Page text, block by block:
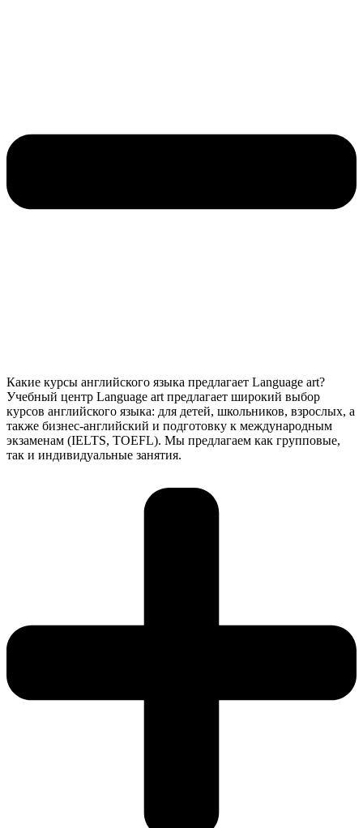
Какие курсы английского языка предлагает Language art?
Учебный центр Language art предлагает широкий выбор
курсов английского языка: для детей, школьников, взрослых, а
также бизнес-английский и подготовку к международным
экзаменам (IELTS, TOEFL). Мы предлагаем как групповые,
так и индивидуальные занятия.